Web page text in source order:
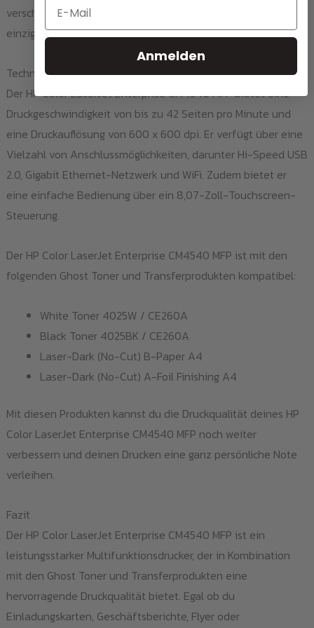
verschiedene Materialien übertragen und so individuelle und
einzigartige Produkte herstellen.
Technische Daten und Eigenschaften
Der HP Color LaserJet Enterprise CM4540 MFP bietet eine
Druckgeschwindigkeit von bis zu 42 Seiten pro Minute und
eine Druckauflösung von 600 x 600 dpi. Er verfügt über eine
Vielzahl von Anschlussmöglichkeiten, darunter Hi-Speed USB
2.0, Gigabit Ethernet-Netzwerk und WiFi. Zudem bietet er
eine einfache Bedienung über ein 8,07-Zoll-Touchscreen-
Steuerung.
Der HP Color LaserJet Enterprise CM4540 MFP ist mit den
folgenden Ghost Toner und Transferprodukten kompatibel:
White Toner 4025W / CE260A
Black Toner 4025BK / CE260A
Laser-Dark (No-Cut) B-Paper A4
Laser-Dark (No-Cut) A-Foil Finishing A4
Mit diesen Produkten kannst du die Druckqualität deines HP
Color LaserJet Enterprise CM4540 MFP noch weiter
verbessern und deinen Drucken eine ganz persönliche Note
verleihen.
Fazit
Der HP Color LaserJet Enterprise CM4540 MFP ist ein
leistungsstarker Multifunktionsdrucker, der in Kombination
mit den Ghost Toner und Transferprodukten eine
hervorragende Druckqualität bietet. Egal ob du
Einladungskarten, Geschäftsberichte, Flyer oder
Anmelden